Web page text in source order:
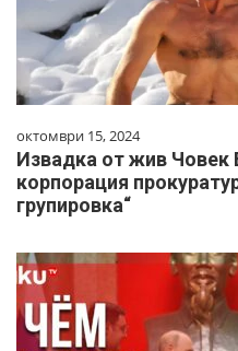
октомври 15, 2024
Извадка от жив Човек
корпорация
групировка“